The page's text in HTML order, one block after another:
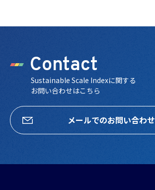
Contact
Sustainable Scale Indexに関する
お問い合わせはこちら
メールでのお問い合わせ